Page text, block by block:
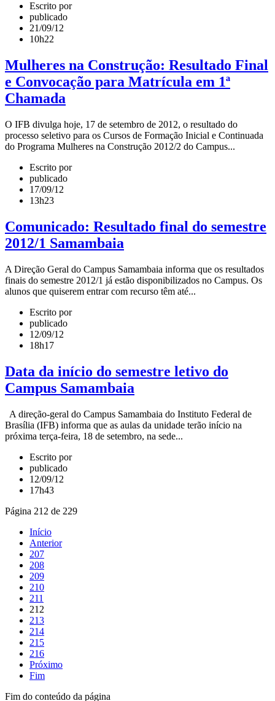
Escrito por
publicado
21/09/12
10h22
Mulheres na Construção: Resultado Final
e Convocação para Matrícula em 1ª
Chamada
O IFB divulga hoje, 17 de setembro de 2012, o resultado do
processo seletivo para os Cursos de Formação Inicial e Continuada
do Programa Mulheres na Construção 2012/2 do Campus...
Escrito por
publicado
17/09/12
13h23
Comunicado: Resultado final do semestre
2012/1 Samambaia
A Direção Geral do Campus Samambaia informa que os resultados
finais do semestre 2012/1 já estão disponibilizados no Campus. Os
alunos que quiserem entrar com recurso têm até...
Escrito por
publicado
12/09/12
18h17
Data da início do semestre letivo do
Campus Samambaia
A direção-geral do Campus Samambaia do Instituto Federal de
Brasília (IFB) informa que as aulas da unidade terão início na
próxima terça-feira, 18 de setembro, na sede...
Escrito por
publicado
12/09/12
17h43
Página 212 de 229
Início
Anterior
207
208
209
210
211
212
213
214
215
216
Próximo
Fim
Fim do conteúdo da página